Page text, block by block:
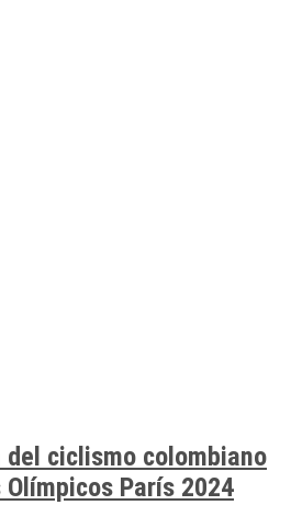
del ciclismo colombiano
París 2024